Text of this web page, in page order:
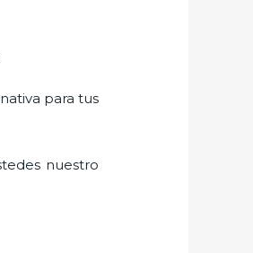
para tus
nuestro